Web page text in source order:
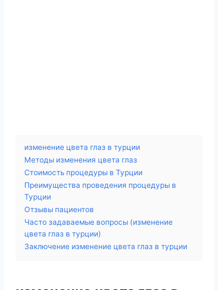
изменение цвета глаз в турции
Методы изменения цвета глаз
Стоимость процедуры в Турции
Преимущества проведения процедуры в
Турции
Отзывы пациентов
Часто задаваемые вопросы (изменение
цвета глаз в турции)
Заключение изменение цвета глаз в турции